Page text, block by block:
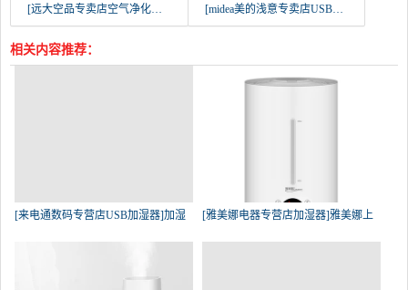
[远大空品专卖店空气净化机器人]远大车载空气净化器车用肺保FC3 除月销量0件仅售390元
[midea美的浅意专卖店USB加湿器]美的usb加湿器小型桌面办公室家用静月销量104件仅售129元
相关内容推荐：
[来电通数码专营店USB加湿器]加湿 [雅美娜电器专营店加湿器]雅美娜上